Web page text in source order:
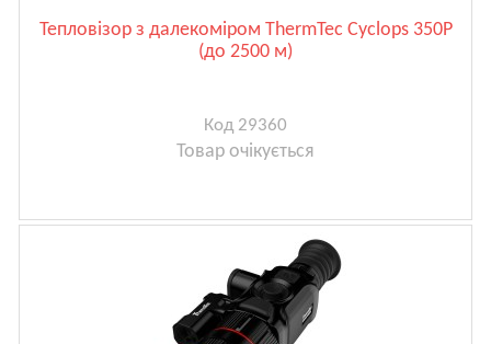
Тепловізор з далекоміром ThermTec Cyclops 350P
(до 2500 м)
Код 29360
Товар очікується